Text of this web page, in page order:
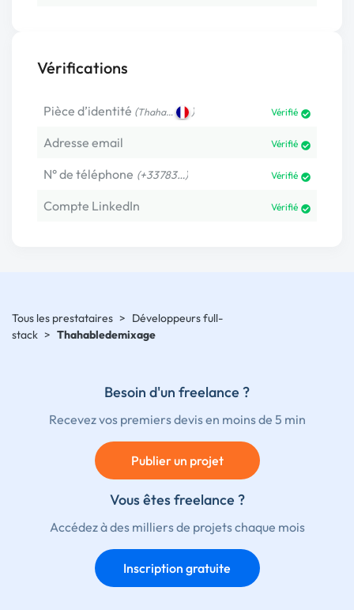
Vérifications
Pièce d’identité (Thaha… ) Vérifié
Adresse email Vérifié
N° de téléphone (+33783…) Vérifié
Compte LinkedIn Vérifié
Tous les prestataires > Développeurs full-
stack > Thahabledemixage
Besoin d'un freelance ?
Recevez vos premiers devis en moins de 5 min
Publier un projet
Vous êtes freelance ?
Accédez à des milliers de projets chaque mois
Inscription gratuite